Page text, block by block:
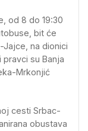
od 8 do 19:30
bit će
Jajce, na dionici
pravci su Banja
Mrkonjić
cesti Srbac-
obustava